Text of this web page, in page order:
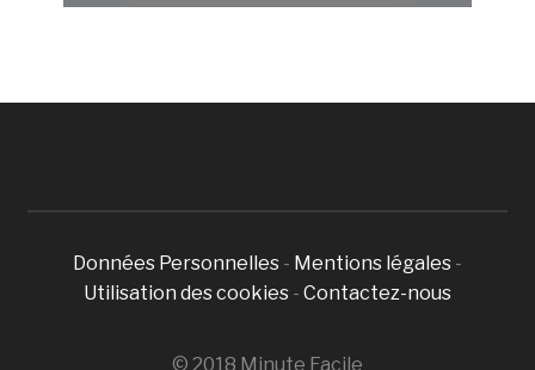
Données Personnelles - Mentions légales -
Utilisation des cookies - Contactez-nous
© 2018 Minute Facile